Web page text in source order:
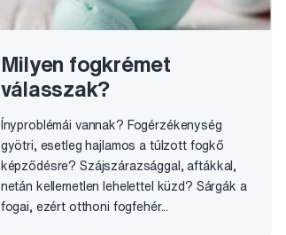
Milyen fogkrémet
válasszak?
Ínyproblémái vannak? Fogérzékenység
gyötri, esetleg hajlamos a túlzott fogkő
képződésre? Szájszárazsággal, aftákkal,
netán kellemetlen lehelettel küzd? Sárgák a
fogai, ezért otthoni fogfehér...